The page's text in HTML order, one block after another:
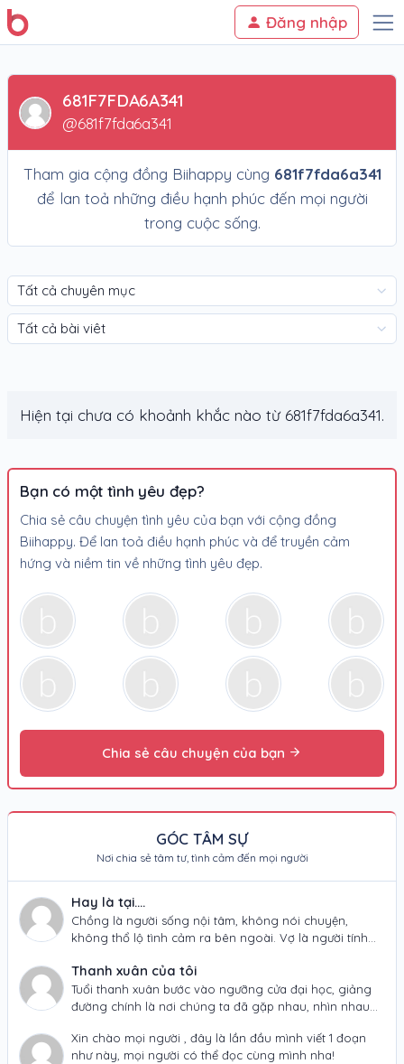
Đăng nhập
681F7FDA6A341
@681f7fda6a341
Tham gia cộng đồng Biihappy cùng 681f7fda6a341
để lan toả những điều hạnh phúc đến mọi người
trong cuộc sống.
Hiện tại chưa có khoảnh khắc nào từ 681f7fda6a341.
Bạn có một tình yêu đẹp?
Chia sẻ câu chuyện tình yêu của bạn với cộng đồng
Biihappy. Để lan toả điều hạnh phúc và để truyền cảm
hứng và niềm tin về những tình yêu đẹp.
Chia sẻ câu chuyện của bạn
GÓC TÂM SỰ
Nơi chia sẻ tâm tư, tình cảm đến mọi người
Hay là tại....
Chồng là người sống nội tâm, không nói chuyện,
không thổ lộ tình cảm ra bên ngoài. Vợ là người tính
Thanh xuân của tôi
Tuổi thanh xuân bước vào ngưỡng cửa đại học, giảng
đường chính là nơi chúng ta đã gặp nhau, nhìn nhau
Xin chào mọi người , đây là lần đầu mình viết 1 đoạn
như này, mọi người có thể đọc cùng mình nha!